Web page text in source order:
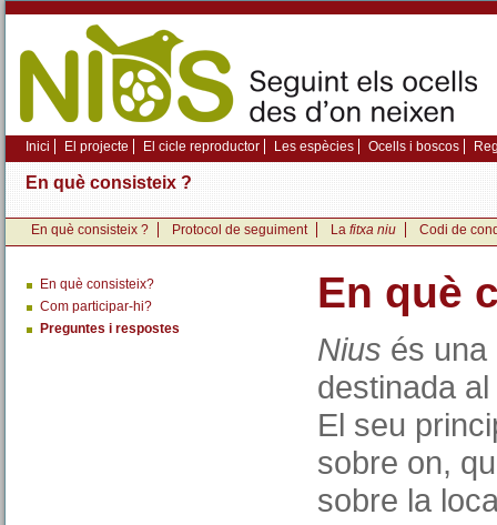
Inici El projecte El cicle reproductor Les espècies Ocells i boscos
En què consisteix ?
En què consisteix ? Protocol de seguiment La fitxa niu Codi de
En què consisteix?
Com participar-hi?
Preguntes i respostes
En què
Nius és una
destinada
El seu
sobre on,
sobre la